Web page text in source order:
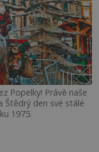
Popelky! Právě naše
Štědrý den své stálé
1975.